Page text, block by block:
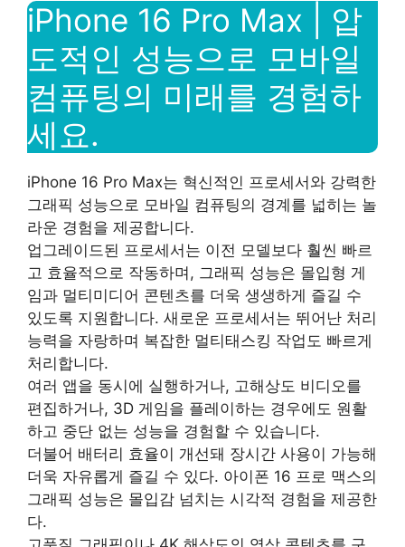
iPhone 16 Pro Max | 압
도적인 성능으로 모바일
컴퓨팅의 미래를 경험하
세요.
iPhone 16 Pro Max는 혁신적인 프로세서와 강력한
그래픽 성능으로 모바일 컴퓨팅의 경계를 넓히는 놀
라운 경험을 제공합니다.
업그레이드된 프로세서는 이전 모델보다 훨씬 빠르
고 효율적으로 작동하며, 그래픽 성능은 몰입형 게
임과 멀티미디어 콘텐츠를 더욱 생생하게 즐길 수
있도록 지원합니다. 새로운 프로세서는 뛰어난 처리
능력을 자랑하며 복잡한 멀티태스킹 작업도 빠르게
처리합니다.
여러 앱을 동시에 실행하거나, 고해상도 비디오를
편집하거나, 3D 게임을 플레이하는 경우에도 원활
하고 중단 없는 성능을 경험할 수 있습니다.
더불어 배터리 효율이 개선돼 장시간 사용이 가능해
더욱 자유롭게 즐길 수 있다. 아이폰 16 프로 맥스의
그래픽 성능은 몰입감 넘치는 시각적 경험을 제공한
다.